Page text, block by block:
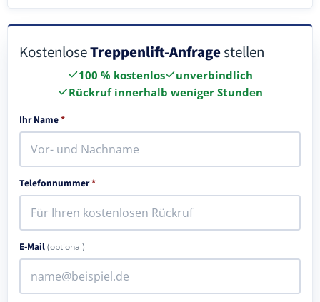
KostenloseTreppenlift-Anfragestellen
100 % kostenlos
unverbindlich
Rückruf innerhalb weniger Stunden
Ihr Name*
Telefonnummer*
E-Mail(optional)